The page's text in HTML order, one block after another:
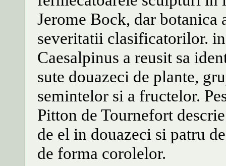
Jerome Bock, dar botanica
severitatii clasificatorilor.
Caesalpinus a reusit sa
sute douazeci de plante,
semintelor si a fructelor.
Pitton de Tournefort
de el in douazeci si patru
de forma corolelor.